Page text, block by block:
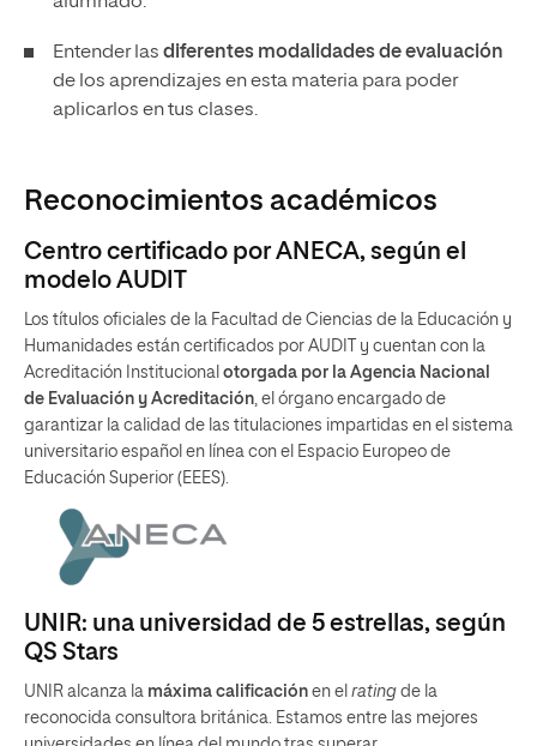
Entender las diferentes modalidades de evaluación
de los aprendizajes en esta materia para poder
aplicarlos en tus clases.
Reconocimientos académicos
Centro certificado por ANECA, según el
modelo AUDIT
Los títulos oficiales de la Facultad de Ciencias de la Educación y
Humanidades están certificados por AUDIT y cuentan con la
Acreditación Institucional otorgada por la Agencia Nacional
de Evaluación y Acreditación, el órgano encargado de
garantizar la calidad de las titulaciones impartidas en el sistema
universitario español en línea con el Espacio Europeo de
Educación Superior (EEES).
UNIR: una universidad de 5 estrellas, según
QS Stars
UNIR alcanza la máxima calificación en el rating de la
reconocida consultora británica. Estamos entre las mejores